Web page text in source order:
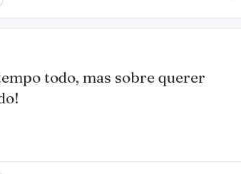
todo, mas sobre querer